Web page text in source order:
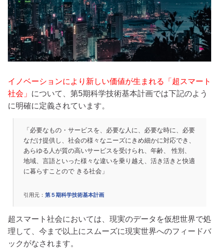
イノベーションにより新しい価値が生まれる「超スマート
社会」 について、第5期科学技術基本計画では下記のよう
に明確に定義されています。
「必要なもの・サービスを、必要な人に、必要な時に、必要
なだけ提供し、社会の様々なニーズにきめ細かに対応でき、
あらゆる人が質の高いサービスを受けられ、年齢、 性別、
地域、言語といった様々な違いを乗り越え、活き活きと快適
に暮らすことので きる社会」
引用元： 第５期科学技術基本計画
超スマート社会においては、現実のデータを仮想世界で処
理して、今まで以上にスムーズに現実世界へのフィードバ
ックがなされます。